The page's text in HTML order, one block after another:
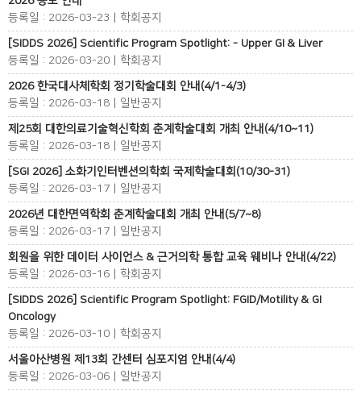
등록일 : 2026-03-23 | 학회공지
[SIDDS 2026] Scientific Program Spotlight: - Upper GI & Liver
등록일 : 2026-03-20 | 학회공지
2026 한국대사체학회 정기학술대회 안내(4/1-4/3)
등록일 : 2026-03-18 | 일반공지
제25회 대한의료기술혁신학회 춘계학술대회 개최 안내(4/10~11)
등록일 : 2026-03-18 | 일반공지
[SGI 2026] 소화기인터벤션의학회 국제학술대회(10/30-31)
등록일 : 2026-03-17 | 일반공지
2026년 대한면역학회 춘계학술대회 개최 안내(5/7~8)
등록일 : 2026-03-17 | 일반공지
회원을 위한 데이터 사이언스 & 근거의학 통합 교육 웨비나 안내(4/22)
등록일 : 2026-03-16 | 학회공지
[SIDDS 2026] Scientific Program Spotlight: FGID/Motility & GI
Oncology
등록일 : 2026-03-10 | 학회공지
서울아산병원 제13회 간센터 심포지엄 안내(4/4)
등록일 : 2026-03-06 | 일반공지